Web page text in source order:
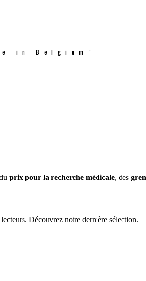
in Belgium"
prix pour la recherche médicale, des
Découvrez notre dernière sélection.